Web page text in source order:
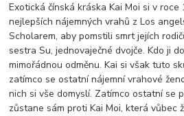
Exotická čínská kráska Kai Moi si v roce
nejlepších nájemných vrahů z Los
Scholarem, aby pomstili smrt jejích
sestra Su, jednovaječné dvojče. Kdo ji
mimořádnou odměnu. Kai si však tuto
zatímco se ostatní nájemní vrahové
nich si vše domyslí. Zatímco ostatní se
zůstane sám proti Kai Moi, která vůbec